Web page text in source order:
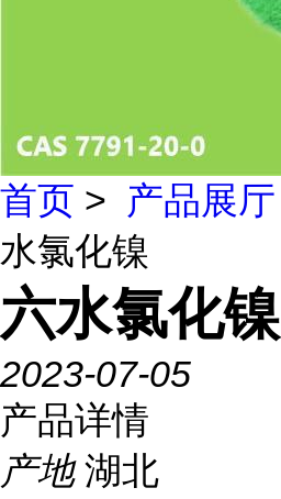
首页 > 产品展厅
水氯化镍
六水氯化镍
2023-07-05
产品详情
产地 湖北